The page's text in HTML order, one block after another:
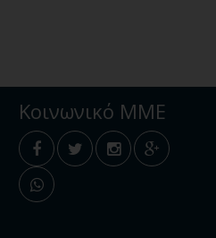
Κοινωνικό ΜΜΕ